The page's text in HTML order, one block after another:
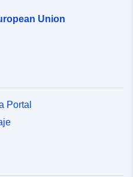
Union
Portal